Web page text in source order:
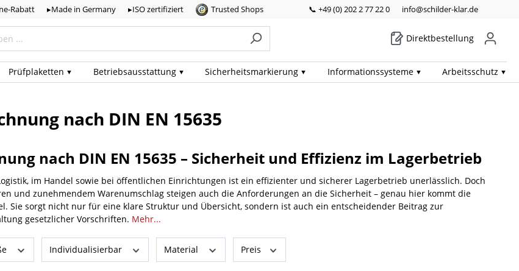
Rabatt ▸Made in Germany ▸ISO zertifiziert Trusted Shops 📞 +49 (0) 202 2 77 22 0 info@schilder-klar.de
Direktbestellung
Prüf­plaketten Betriebs­ausstattung Sicherheits­markierung Informations­systeme Arbeits­schutz
nach DIN EN 15635
nach DIN EN 15635 – Sicherheit und Effizienz im Lagerbetrieb
im Handel sowie bei öffentlichen Einrichtungen ist ein effizienter und sicherer Lagerbetrieb unerlässlich. Doch
und zunehmendem Warenumschlag steigen auch die Anforderungen an die Sicherheit – genau hier kommt die
Sie sorgt nicht nur für eine klare Struktur und Übersicht, sondern ist auch ein entscheidender Beitrag zur
gesetzlicher Vorschriften. Mehr...
Individualisierbar Material Preis